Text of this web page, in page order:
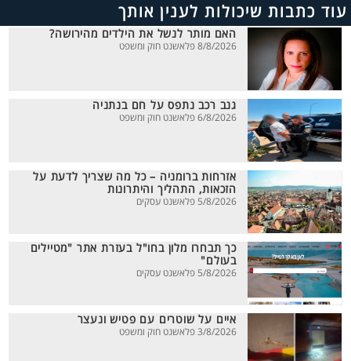
עוד כתבות שיכולות לענין אותך
האם מותר לנשל את הילדים מהירושה?
8/8/2026 פלאשנט חוק ומשפט
גנב רכב נתפס על חם בנתניה
6/8/2026 פלאשנט חוק ומשפט
אזרחות ברומניה – כל מה שצריך לדעת על
הזכאות, התהליך והיתרונות
5/8/2026 פלאשנט עסקים
כך תבחרו מלון בחו"ל בעזרת אתר "מטיילים
בעולם"
5/8/2026 פלאשנט עסקים
איים על שוטרים עם פטיש ונעצר
3/8/2026 פלאשנט חוק ומשפט